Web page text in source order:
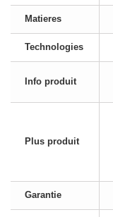
Matieres
Technologies
Info produit
Plus produit
Garantie